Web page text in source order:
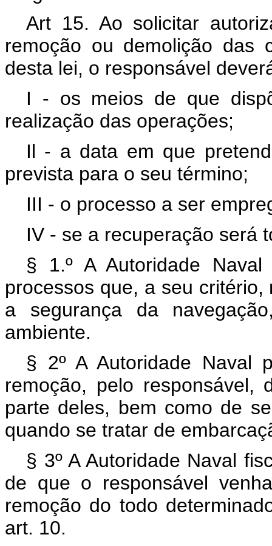
Art 15. Ao solicitar
remoção ou demolição das
desta lei, o responsável
I - os meios de que
realização das operações;
Il - a data em que
prevista para o seu término;
III - o processo a ser
IV - se a recuperação será
§ 1.º A Autoridade
processos que, a seu
a segurança da
ambiente.
§ 2º A Autoridade Naval
remoção, pelo
parte deles, bem como de
quando se tratar de
§ 3º A Autoridade Naval
de que o responsável
remoção do todo
art. 10.